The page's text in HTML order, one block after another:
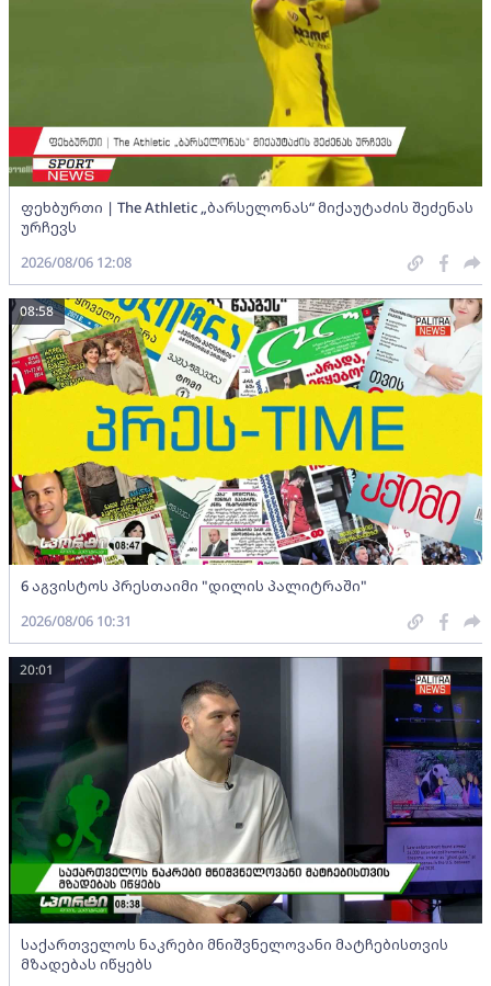
ფეხბურთი | The Athletic „ბარსელონას“ მიქაუტაძის შეძენას
ურჩევს
2026/08/06 12:08
6 აგვისტოს პრესთაიმი "დილის პალიტრაში"
08:58
2026/08/06 10:31
საქართველოს ნაკრები მნიშვნელოვანი მატჩებისთვის
მზადებას იწყებს
20:01